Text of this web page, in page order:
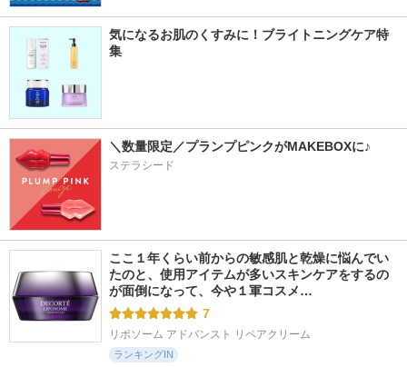
気になるお肌のくすみに！ブライトニングケア特
集
＼数量限定／プランプピンクがMAKEBOXに♪
ステラシード
ここ１年くらい前からの敏感肌と乾燥に悩んでい
たのと、使用アイテムが多いスキンケアをするの
が面倒になって、今や１軍コスメ…
7
リポソーム アドバンスト リペアクリーム
ランキングIN